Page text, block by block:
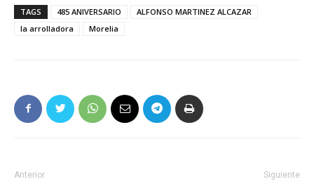
TAGS 485 ANIVERSARIO
ALFONSO MARTINEZ ALCAZAR
la arrolladora
Morelia
Anterior Siguiente